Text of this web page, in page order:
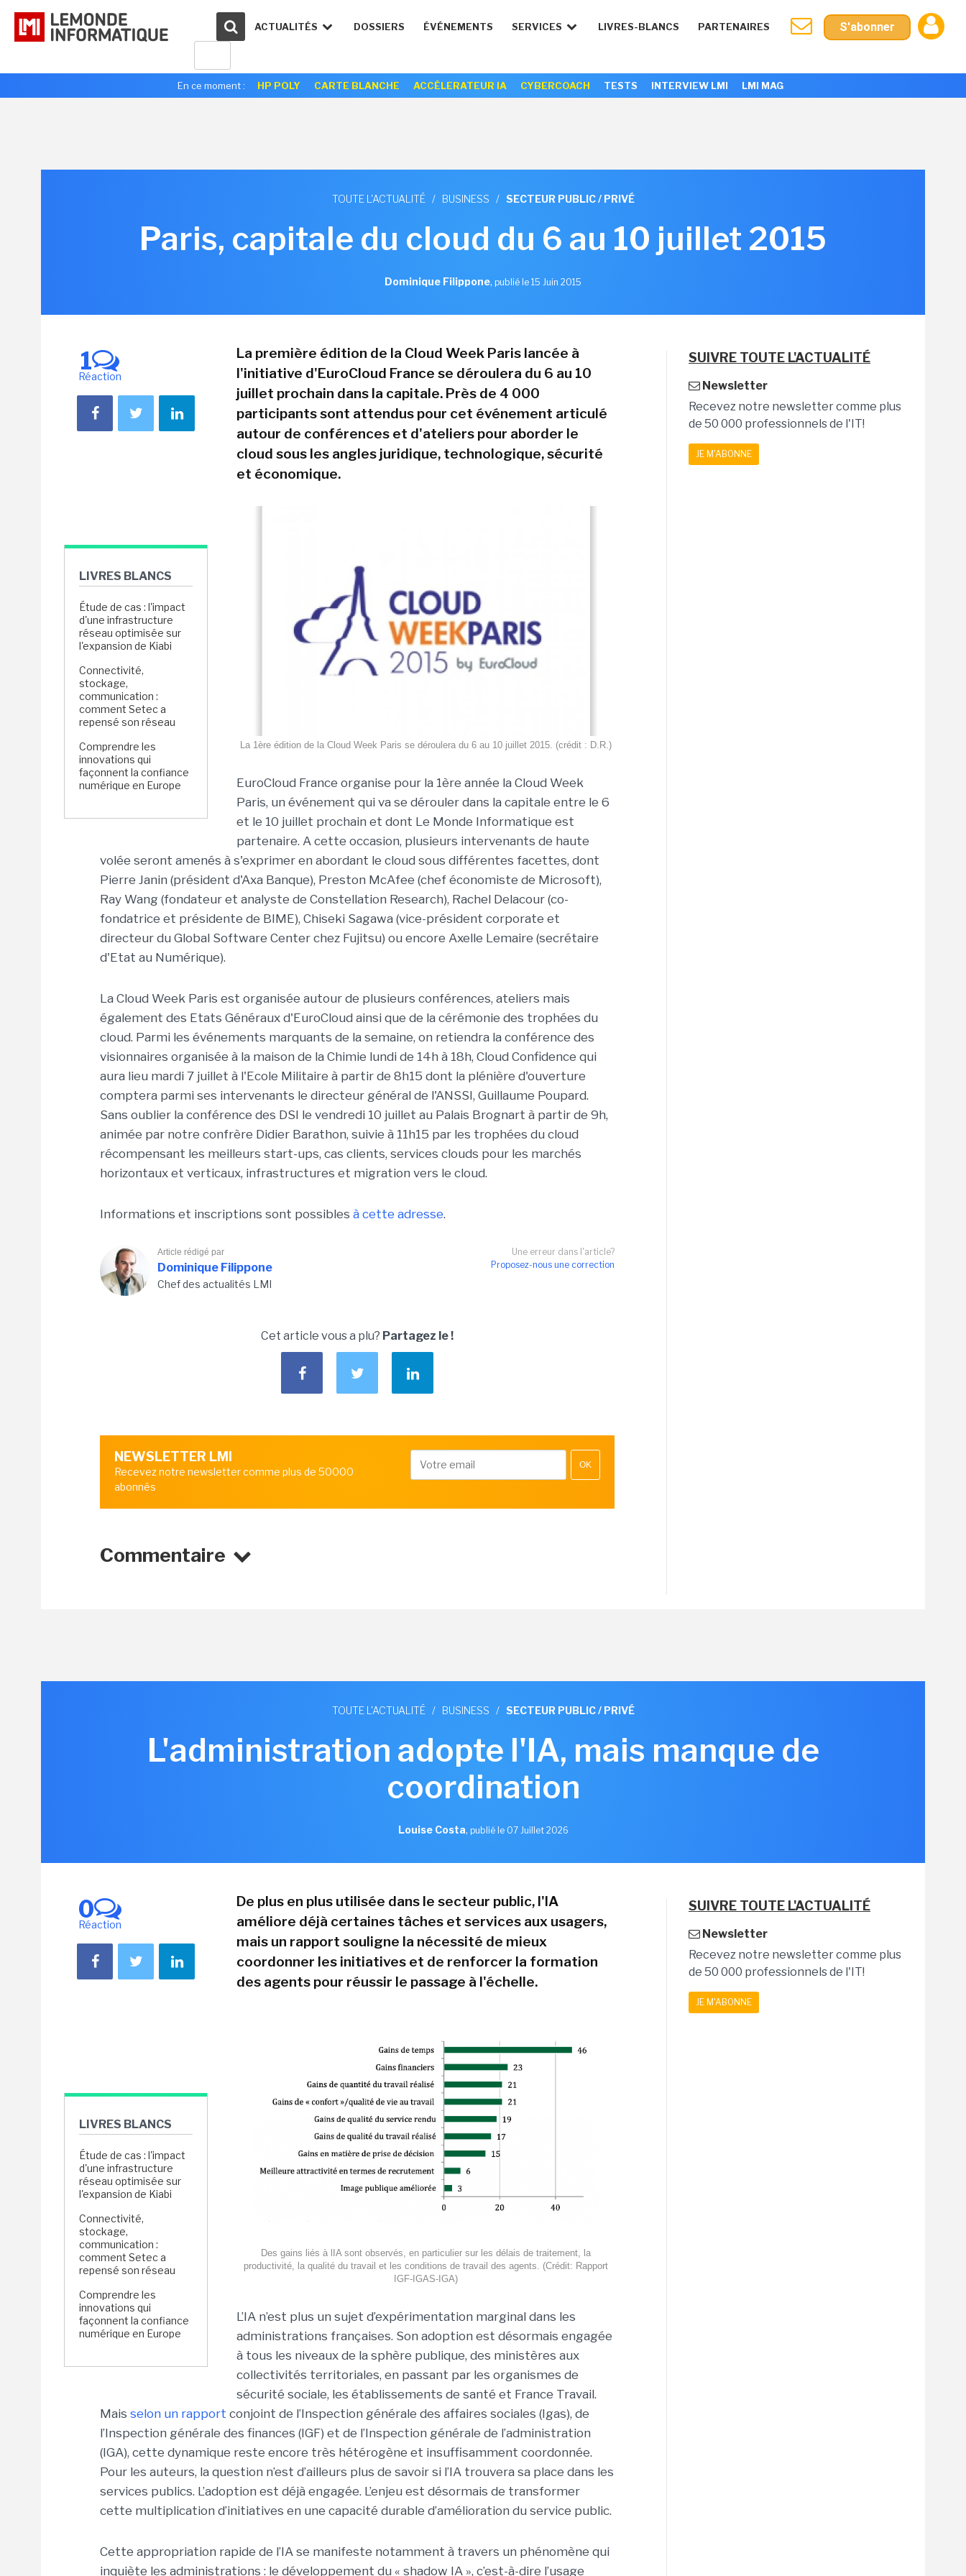
ACTUALITÉS DOSSIERS ÉVÉNEMENTS SERVICES LIVRES-BLANCS PARTENAIRES S'abonner
En ce moment : HP POLY CARTE BLANCHE ACCÉLERATEUR IA CYBERCOACH TESTS INTERVIEW LMI LMI MAG
TOUTE L'ACTUALITÉ / BUSINESS / SECTEUR PUBLIC / PRIVÉ
Paris, capitale du cloud du 6 au 10 juillet 2015
Dominique Filippone, publié le 15 Juin 2015
1
Réaction
LIVRES BLANCS
Étude de cas : l'impact
d'une infrastructure
réseau optimisée sur
l'expansion de Kiabi
Connectivité,
stockage,
communication :
comment Setec a
repensé son réseau
Comprendre les
innovations qui
façonnent la confiance
numérique en Europe
La première édition de la Cloud Week Paris lancée à
l'initiative d'EuroCloud France se déroulera du 6 au 10
juillet prochain dans la capitale. Près de 4 000
participants sont attendus pour cet événement articulé
autour de conférences et d'ateliers pour aborder le
cloud sous les angles juridique, technologique, sécurité
et économique.
La 1ère édition de la Cloud Week Paris se déroulera du 6 au 10 juillet 2015. (crédit : D.R.)
EuroCloud France organise pour la 1ère année la Cloud Week
Paris, un événement qui va se dérouler dans la capitale entre le 6
et le 10 juillet prochain et dont Le Monde Informatique est
partenaire. A cette occasion, plusieurs intervenants de haute
volée seront amenés à s'exprimer en abordant le cloud sous différentes facettes, dont
Pierre Janin (président d'Axa Banque), Preston McAfee (chef économiste de Microsoft),
Ray Wang (fondateur et analyste de Constellation Research), Rachel Delacour (co-
fondatrice et présidente de BIME), Chiseki Sagawa (vice-président corporate et
directeur du Global Software Center chez Fujitsu) ou encore Axelle Lemaire (secrétaire
d'Etat au Numérique).
La Cloud Week Paris est organisée autour de plusieurs conférences, ateliers mais
également des Etats Généraux d'EuroCloud ainsi que de la cérémonie des trophées du
cloud. Parmi les événements marquants de la semaine, on retiendra la conférence des
visionnaires organisée à la maison de la Chimie lundi de 14h à 18h, Cloud Confidence qui
aura lieu mardi 7 juillet à l'Ecole Militaire à partir de 8h15 dont la plénière d'ouverture
comptera parmi ses intervenants le directeur général de l'ANSSI, Guillaume Poupard.
Sans oublier la conférence des DSI le vendredi 10 juillet au Palais Brognart à partir de 9h,
animée par notre confrère Didier Barathon, suivie à 11h15 par les trophées du cloud
récompensant les meilleurs start-ups, cas clients, services clouds pour les marchés
horizontaux et verticaux, infrastructures et migration vers le cloud.
Informations et inscriptions sont possibles à cette adresse.
Une erreur dans l'article?
Proposez-nous une correction
Article rédigé par
Dominique Filippone
Chef des actualités LMI
Cet article vous a plu? Partagez le !
NEWSLETTER LMI
Recevez notre newsletter comme plus de 50000
abonnés
OK
Commentaire
SUIVRE TOUTE L'ACTUALITÉ
Newsletter
Recevez notre newsletter comme plus
de 50 000 professionnels de l'IT!
JE M'ABONNE
TOUTE L'ACTUALITÉ / BUSINESS / SECTEUR PUBLIC / PRIVÉ
L'administration adopte l'IA, mais manque de
coordination
Louise Costa, publié le 07 Juillet 2026
0
Réaction
LIVRES BLANCS
Étude de cas : l'impact
d'une infrastructure
réseau optimisée sur
l'expansion de Kiabi
Connectivité,
stockage,
communication :
comment Setec a
repensé son réseau
Comprendre les
innovations qui
façonnent la confiance
numérique en Europe
De plus en plus utilisée dans le secteur public, l'IA
améliore déjà certaines tâches et services aux usagers,
mais un rapport souligne la nécessité de mieux
coordonner les initiatives et de renforcer la formation
des agents pour réussir le passage à l'échelle.
Des gains liés à lIA sont observés, en particulier sur les délais de traitement, la
productivité, la qualité du travail et les conditions de travail des agents. (Crédit: Rapport
IGF-IGAS-IGA)
L’IA n’est plus un sujet d’expérimentation marginal dans les
administrations françaises. Son adoption est désormais engagée
à tous les niveaux de la sphère publique, des ministères aux
collectivités territoriales, en passant par les organismes de
sécurité sociale, les établissements de santé et France Travail.
Mais selon un rapport conjoint de l’Inspection générale des affaires sociales (Igas), de
l’Inspection générale des finances (IGF) et de l’Inspection générale de l’administration
(IGA), cette dynamique reste encore très hétérogène et insuffisamment coordonnée.
Pour les auteurs, la question n’est d’ailleurs plus de savoir si l’IA trouvera sa place dans les
services publics. L’adoption est déjà engagée. L’enjeu est désormais de transformer
cette multiplication d’initiatives en une capacité durable d’amélioration du service public.
Cette appropriation rapide de l’IA se manifeste notamment à travers un phénomène qui
inquiète les administrations : le développement du « shadow IA », c’est-à-dire l’usage
SUIVRE TOUTE L'ACTUALITÉ
Newsletter
Recevez notre newsletter comme plus
de 50 000 professionnels de l'IT!
JE M'ABONNE